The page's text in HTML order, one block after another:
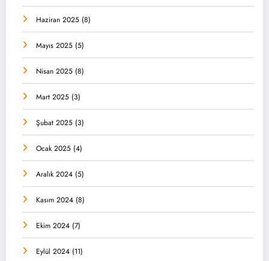
Haziran 2025 (8)
Mayıs 2025 (5)
Nisan 2025 (8)
Mart 2025 (3)
Şubat 2025 (3)
Ocak 2025 (4)
Aralık 2024 (5)
Kasım 2024 (8)
Ekim 2024 (7)
Eylül 2024 (11)